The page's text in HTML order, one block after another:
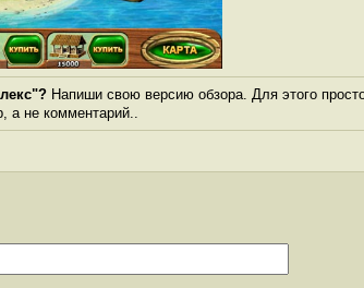
Напиши свою версию обзора. Для этого
а не комментарий..